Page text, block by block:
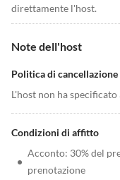
direttamente l'host.
Note dell'host
Politica di cancellazione
L'host non ha
Condizioni di affitto
•
Acconto: 30% del
prenotazione